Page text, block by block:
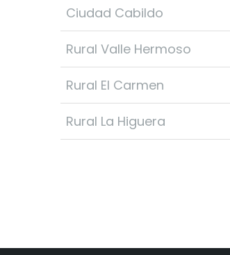
Ciudad Cabildo
Rural Valle Hermoso
Rural El Carmen
Rural La Higuera